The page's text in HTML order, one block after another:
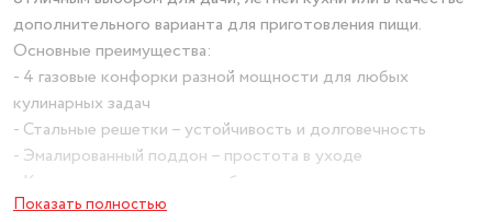
дополнительного варианта для приготовления пищи.
Основные преимущества:
- 4 газовые конфорки разной мощности для любых
кулинарных задач
- Стальные решетки – устойчивость и долговечность
- Эмалированный поддон – простота в уходе
- Компактные размеры– удобство размещения
- Классический белый цвет – гармонично впишется в любой
Показать полностью